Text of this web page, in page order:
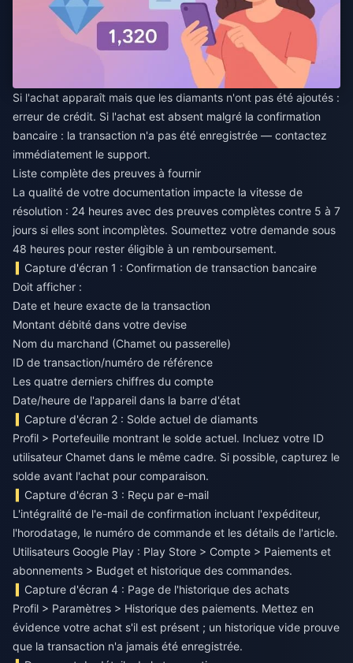
Si l'achat apparaît mais que les diamants n'ont pas été ajoutés :
erreur de crédit. Si l'achat est absent malgré la confirmation
bancaire : la transaction n'a pas été enregistrée — contactez
immédiatement le support.
Liste complète des preuves à fournir
La qualité de votre documentation impacte la vitesse de
résolution : 24 heures avec des preuves complètes contre 5 à 7
jours si elles sont incomplètes. Soumettez votre demande sous
48 heures pour rester éligible à un remboursement.
Capture d'écran 1 : Confirmation de transaction bancaire
Doit afficher :
Date et heure exacte de la transaction
Montant débité dans votre devise
Nom du marchand (Chamet ou passerelle)
ID de transaction/numéro de référence
Les quatre derniers chiffres du compte
Date/heure de l'appareil dans la barre d'état
Capture d'écran 2 : Solde actuel de diamants
Profil > Portefeuille montrant le solde actuel. Incluez votre ID
utilisateur Chamet dans le même cadre. Si possible, capturez le
solde avant l'achat pour comparaison.
Capture d'écran 3 : Reçu par e-mail
L'intégralité de l'e-mail de confirmation incluant l'expéditeur,
l'horodatage, le numéro de commande et les détails de l'article.
Utilisateurs Google Play : Play Store > Compte > Paiements et
abonnements > Budget et historique des commandes.
Capture d'écran 4 : Page de l'historique des achats
Profil > Paramètres > Historique des paiements. Mettez en
évidence votre achat s'il est présent ; un historique vide prouve
que la transaction n'a jamais été enregistrée.